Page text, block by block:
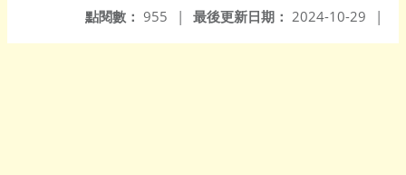
最後更新日期： 2024-10-29 |
點閱數： 955 |